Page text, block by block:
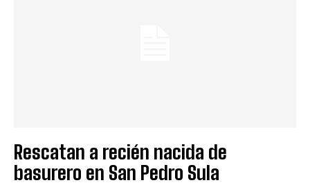
Rescatan a recién nacida de
basurero en San Pedro Sula